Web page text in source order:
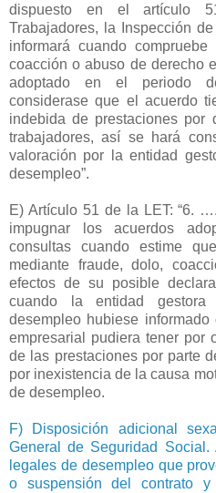
dispuesto en el artículo
Trabajadores, la Inspección
informará cuando
coacción o abuso de derecho
adoptado en el periodo
considerase que el acuerdo
indebida de prestaciones por
trabajadores, así se hará
valoración por la entidad
desempleo”.
E) Artículo 51 de la LET: “6.
impugnar los acuerdos
consultas cuando estime
mediante fraude, dolo,
efectos de su posible
cuando la entidad
desempleo hubiese
empresarial pudiera tener por
de las prestaciones por parte
por inexistencia de la causa
de desempleo.
F) Disposición adicional
General de Seguridad Social.
legales de desempleo que
o suspensión del contrato